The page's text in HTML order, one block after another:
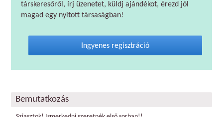
társkeresőről, írj üzenetet, küldj ajándékot, érezd jól
magad egy nyitott társaságban!
Ingyenes regisztráció
Bemutatkozás